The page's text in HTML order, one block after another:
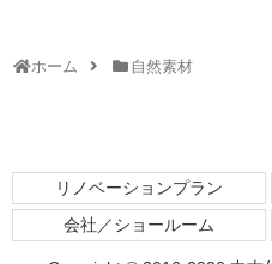
ホーム 自然素材
リノベーションプラン
会社／ショールーム